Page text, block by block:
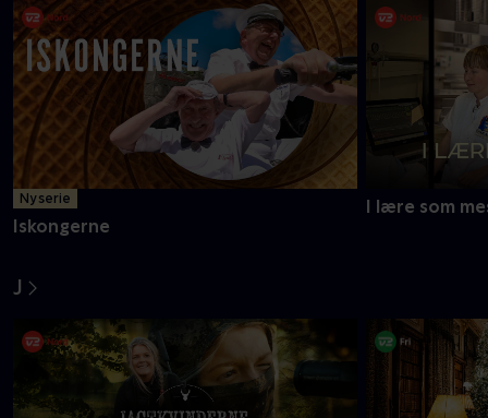
Ny serie
Iskongerne
I lære som
J